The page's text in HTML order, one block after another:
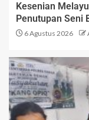
Kesenian
Penutupan Seni
6 Agustus 2026